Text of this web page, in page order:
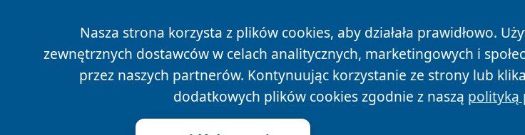
Nasza strona korzysta z plików cookies, aby działała prawidłowo.
zewnętrznych dostawców w celach analitycznych, marketingowych i
przez naszych partnerów. Kontynuując korzystanie ze strony lub
dodatkowych plików cookies zgodnie z naszą polityką
News Autorzy Polityka